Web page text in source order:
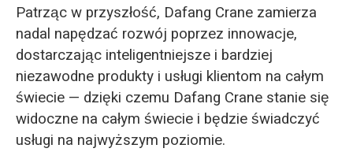
Patrząc w przyszłość, Dafang Crane zamierza
nadal napędzać rozwój poprzez innowacje,
dostarczając inteligentniejsze i bardziej
niezawodne produkty i usługi klientom na całym
świecie — dzięki czemu Dafang Crane stanie się
widoczne na całym świecie i będzie świadczyć
usługi na najwyższym poziomie.